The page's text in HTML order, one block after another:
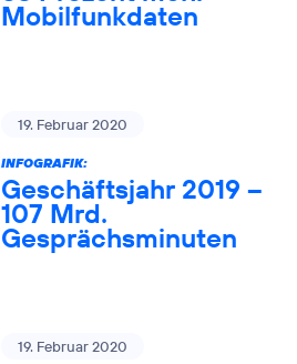
Mobilfunkdaten
19. Februar 2020
INFOGRAFIK:
Geschäftsjahr 2019 –
107 Mrd.
Gesprächsminuten
19. Februar 2020